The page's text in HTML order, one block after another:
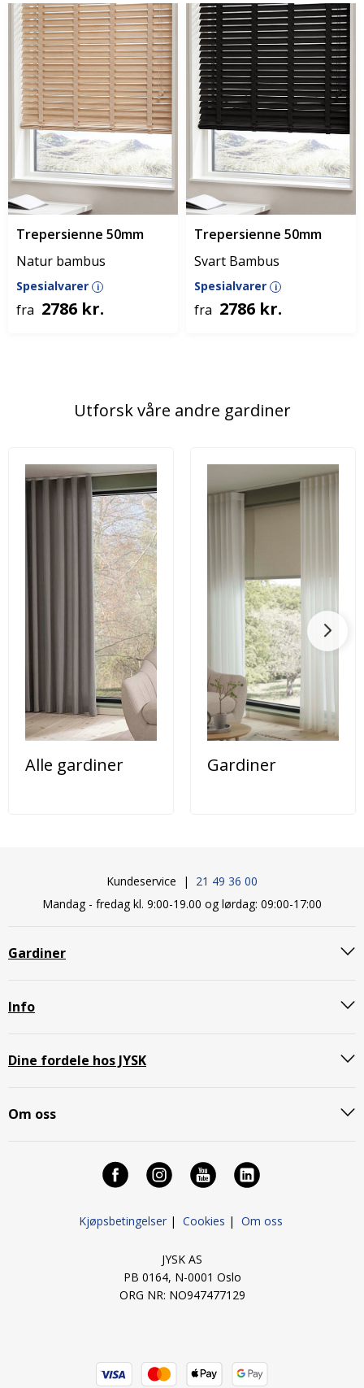
Trepersienne 50mm
Natur bambus
Spesialvarer i
fra 2786 kr.
Trepersienne 50mm
Svart Bambus
Spesialvarer i
fra 2786 kr.
Utforsk våre andre gardiner
Alle gardiner Gardiner
Kundeservice | 21 49 36 00
Mandag - fredag kl. 9:00-19.00 og lørdag: 09:00-17:00
Gardiner
Info
Dine fordele hos JYSK
Om oss
Kjøpsbetingelser| Cookies | Om oss
JYSK AS
PB 0164, N-0001 Oslo
ORG NR: NO947477129